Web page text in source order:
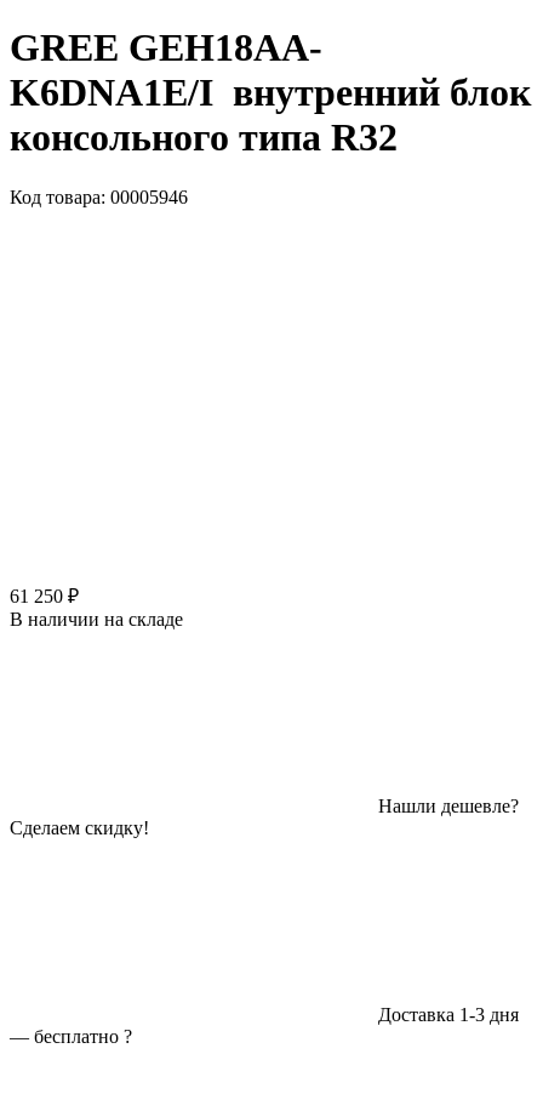
GREE GEH18AA-
K6DNA1E/I внутренний блок
консольного типа R32
Код товара: 00005946
61 250 ₽
В наличии на складе
Нашли дешевле?
Сделаем скидку!
Доставка 1-3 дня
— бесплатно ?